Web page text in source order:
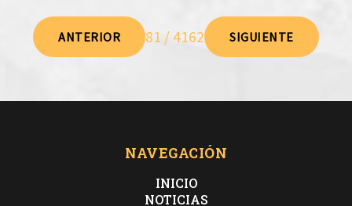
ANTERIOR 81 / 4162 SIGUIENTE
NAVEGACIÓN
INICIO
NOTICIAS